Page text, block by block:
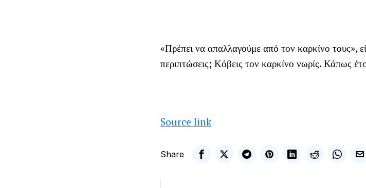
«Πρέπει να απαλλαγούμε από τον καρκίνο τους»,
περιπτώσεις; Κόβεις τον καρκίνο νωρίς. Κάπως
Source link
Share